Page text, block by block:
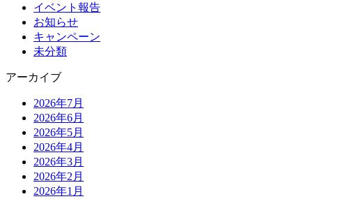
イベント報告
お知らせ
キャンペーン
未分類
アーカイブ
2026年7月
2026年6月
2026年5月
2026年4月
2026年3月
2026年2月
2026年1月